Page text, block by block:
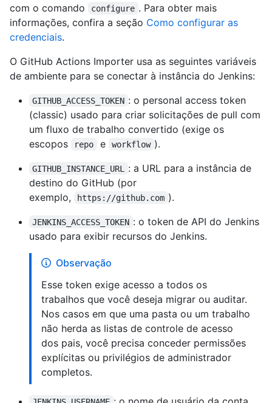
com o comando
configure . Para obter mais
informações, confira a seção Como configurar as
credenciais.
O GitHub Actions Importer usa as seguintes variáveis
de ambiente para se conectar à instância do Jenkins:
GITHUB_ACCESS_TOKEN : o personal access token
(classic) usado para criar solicitações de pull com
um fluxo de trabalho convertido (exige os
escopos
repo e workflow ).
GITHUB_INSTANCE_URL
: a URL para a instância de
destino do GitHub (por
exemplo,
https://github.com ).
JENKINS_ACCESS_TOKEN : o token de API do Jenkins
usado para exibir recursos do Jenkins.
Observação
Esse token exige acesso a todos os
trabalhos que você deseja migrar ou auditar.
Nos casos em que uma pasta ou um trabalho
não herda as listas de controle de acesso
dos pais, você precisa conceder permissões
explícitas ou privilégios de administrador
completos.